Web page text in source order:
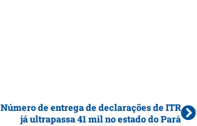
Número de entrega de declarações de ITR
já ultrapassa 41 mil no estado do Pará